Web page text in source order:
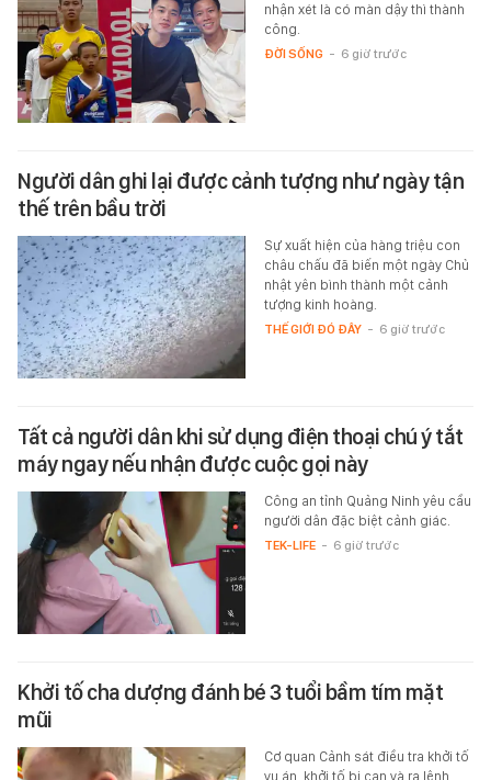
nhận xét là có màn dậy thì thành
công.
ĐỜI SỐNG - 6 giờ trước
Người dân ghi lại được cảnh tượng như ngày tận
thế trên bầu trời
Sự xuất hiện của hàng triệu con
châu chấu đã biến một ngày Chủ
nhật yên bình thành một cảnh
tượng kinh hoàng.
THẾ GIỚI ĐÓ ĐÂY - 6 giờ trước
Tất cả người dân khi sử dụng điện thoại chú ý tắt
máy ngay nếu nhận được cuộc gọi này
Công an tỉnh Quảng Ninh yêu cầu
người dân đặc biệt cảnh giác.
TEK-LIFE - 6 giờ trước
Khởi tố cha dượng đánh bé 3 tuổi bầm tím mặt
mũi
Cơ quan Cảnh sát điều tra khởi tố
vụ án, khởi tố bị can và ra lệnh